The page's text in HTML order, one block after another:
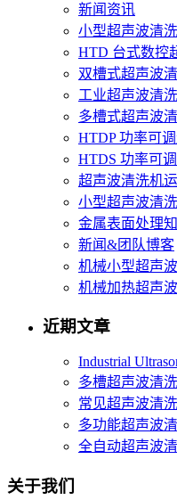
新闻资讯
小型超声波清
HTD 台式数控
双槽式超声波
工业超声波清
多槽式超声波
HTDP 功率可
HTDS 功率可
超声波清洗机
小型超声波清
金属表面处理
新闻&团队博客
机械小型超声
机械加热超声
近期文章
Industrial
多槽超声波清
常见超声波清
多功能超声波
全自动超声波
关于我们